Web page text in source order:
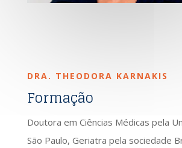
DRA. THEODORA KARNAKIS
Formação
Doutora em Ciências Médicas pela
São Paulo, Geriatra pela sociedade